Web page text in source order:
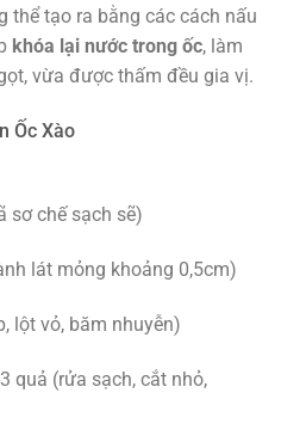
thể tạo ra bằng các cách nấu
khóa lại nước trong ốc, làm
vừa được thấm đều gia vị.
Ốc Xào
sơ chế sạch sẽ)
lát mỏng khoảng 0,5cm)
lột vỏ, băm nhuyễn)
quả (rửa sạch, cắt nhỏ,